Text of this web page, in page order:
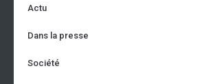
Actu
Dans la presse
Société